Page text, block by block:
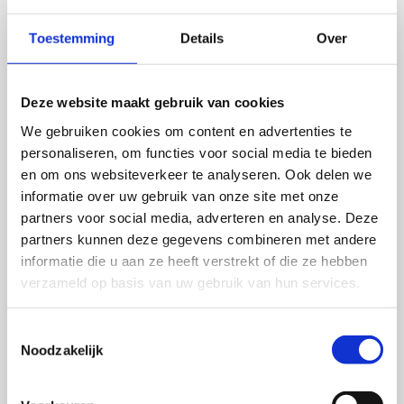
Toestemming Details Over
Deze website maakt gebruik van cookies
We gebruiken cookies om content en advertenties te
personaliseren, om functies voor social media te bieden
en om ons websiteverkeer te analyseren. Ook delen we
informatie over uw gebruik van onze site met onze
partners voor social media, adverteren en analyse. Deze
partners kunnen deze gegevens combineren met andere
informatie die u aan ze heeft verstrekt of die ze hebben
verzameld op basis van uw gebruik van hun services.
Noodzakelijk
Social ride